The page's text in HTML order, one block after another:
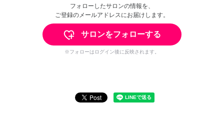
フォローしたサロンの情報を、
ご登録のメールアドレスにお届けします。
サロンをフォローする
※フォローはログイン後に反映されます。